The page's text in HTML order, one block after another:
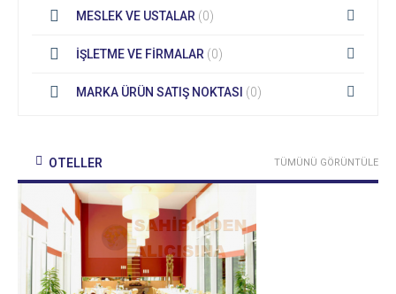
MESLEK VE USTALAR (0)
İŞLETME VE FİRMALAR (0)
MARKA ÜRÜN SATIŞ NOKTASI (0)
OTELLER TÜMÜNÜ GÖRÜNTÜLE